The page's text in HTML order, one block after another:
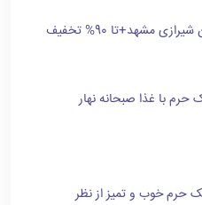
مشهد+تا 90% تخفیف
با غذا صبحانه نهار
حرم خوب و تمیز از نظر